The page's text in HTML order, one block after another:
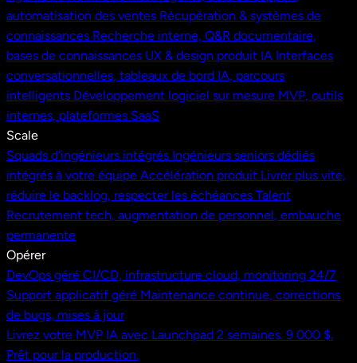
automatisation des ventes Récupération & systèmes de
connaissances Recherche interne, Q&R documentaire,
bases de connaissances UX & design produit IA Interfaces
conversationnelles, tableaux de bord IA, parcours
intelligents Développement logiciel sur mesure MVP, outils
internes, plateformes SaaS
Scale
Squads d'ingénieurs intégrés Ingénieurs seniors dédiés
intégrés à votre équipe Accélération produit Livrer plus vite,
réduire le backlog, respecter les échéances Talent
Recrutement tech, augmentation de personnel, embauche
permanente
Opérer
DevOps géré CI/CD, infrastructure cloud, monitoring 24/7
Support applicatif géré Maintenance continue, corrections
de bugs, mises à jour
Livrez votre MVP IA avec Launchpad 2 semaines. 9 000 $.
Prêt pour la production.